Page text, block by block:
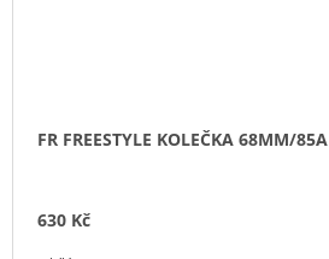
FR FREESTYLE KOLEČKA 68MM/85A
630 Kč